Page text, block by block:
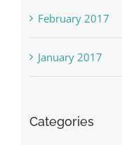
February 2017
January 2017
Categories